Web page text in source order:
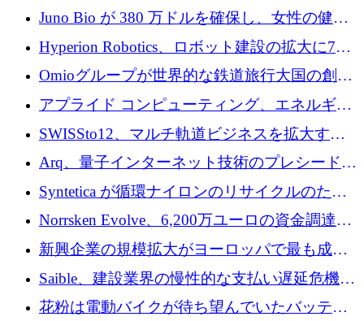
の契約で買収、99か国にまたがるプラットフ
ォームを構築
Juno Bio が 380 万ドルを確保し、女性の健康
専用の初のシーケンスラボを開設
Hyperion Robotics、ロボット建設の拡大に740
万ドルを確保
Omioグループが世界的な鉄道旅行大国の創設
を目指してRail Europeを買収
アプライド コンピューティング、エネルギー
向け基盤 AI の拡張に 2,000 万ドルを調達
SWISSto12、マルチ軌道ビジネスを拡大する
ためにシリーズCで7,000万ドルを調達
Arq、量子インターネット技術のプレシードと
して140万ドルを確保
Syntetica が循環ナイロンのリサイクルのため
にシリーズ A で 3,000 万ドルを調達
Norrsken Evolve、6,200万ユーロの資金調達
後、アムステルダムに根を張る
新興企業の規模拡大がヨーロッパで最も成功
した創業者を生み出す、アントラー氏が発見
Saible、建設業界の慢性的な支払い遅延危機に
対処するために 290 万ポンドを調達
花粉は電動バイクが待ち望んでいたバッテリ